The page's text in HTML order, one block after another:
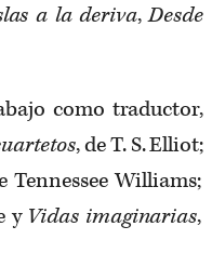
a la deriva,Desde
como traductor,
, de T. S. Elliot;
Tennessee Williams;
yVidas imaginarias,